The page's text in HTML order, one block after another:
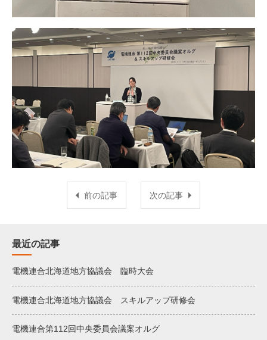
前の記事 次の記事
最近の記事
電機連合北海道地方協議会 臨時大会
電機連合北海道地方協議会 スキルアップ研修会
電機連合第112回中央委員会議案オルグ